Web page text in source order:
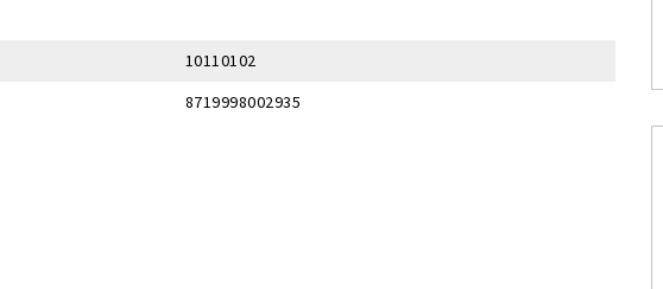
10110102
8719998002935